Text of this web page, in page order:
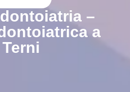
–
a
Terni